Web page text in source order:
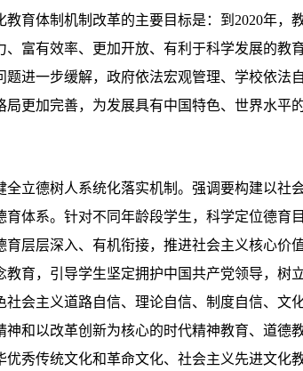
体制机制改革的主要目标是：到2020年，
、富有效率、更加开放、有利于科学发展的教
题进一步缓解，政府依法宏观管理、学校依法
局更加完善，为发展具有中国特色、世界水平
德树人系统化落实机制。强调要构建以社
育体系。针对不同年龄段学生，科学定位德育
育层层深入、有机衔接，推进社会主义核心价
教育，引导学生坚定拥护中国共产党领导，树
社会主义道路自信、理论自信、制度自信、文
神和以改革创新为核心的时代精神教育、道德
优秀传统文化和革命文化、社会主义先进文化